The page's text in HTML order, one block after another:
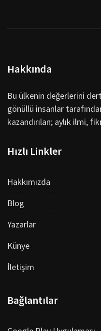
Hakkında
Bu ülkenin değerlerini
gönüllü insanlar
kazandırılan; aylık ilmi,
Hızlı Linkler
Hakkımızda
Blog
Yazarlar
Künye
İletişim
Bağlantılar